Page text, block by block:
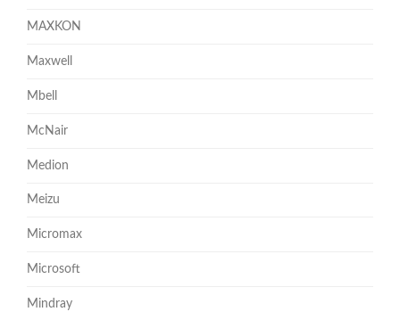
MAXKON
Maxwell
Mbell
McNair
Medion
Meizu
Micromax
Microsoft
Mindray